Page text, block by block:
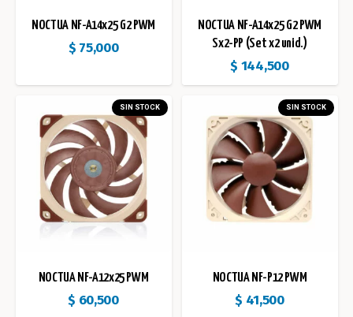
NOCTUA NF-A14x25 G2 PWM
$ 75,000
NOCTUA NF-A14x25 G2 PWM
Sx2-PP (Set x2 unid.)
$ 144,500
SIN STOCK
NOCTUA NF-A12x25 PWM
$ 60,500
SIN STOCK
NOCTUA NF-P12 PWM
$ 41,500